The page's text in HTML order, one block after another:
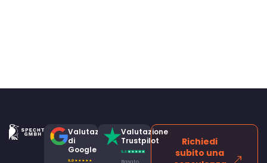
Valutazione
di
Google
Valutazione
Trustpilot
Richiedi
subito una